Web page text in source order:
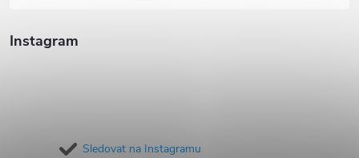
Instagram
Sledovat na Instagramu